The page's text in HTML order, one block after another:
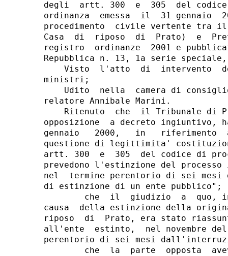
degli  artt. 300  e  305  del codice
ordinanza  emessa  il  31 gennaio
procedimento  civile vertente tra il
Casa  di  riposo  di  Prato)  e
registro  ordinanze  2001 e
Repubblica n. 13, 1a serie
Visto  l'atto  di  intervento
ministri;
Udito  nella  camera di
relatore Annibale Marini.
Ritenuto  che  il Tribunale di
opposizione  a decreto ingiuntivo,
gennaio   2000,   in
questione di legittimita'
artt. 300  e  305  del codice di
prevedono l'estinzione del processo
nel  termine perentorio di sei mesi
di estinzione di un ente pubblico";
che  il  giudizio  a  quo,
causa  della estinzione della
riposo  di  Prato, era stato
all'ente  estinto,  nel novembre
perentorio di sei mesi
che  la  parte  opposta